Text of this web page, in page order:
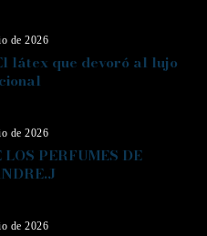
de 2026
látex que devoró al lujo
de 2026
PERFUMES DE
de 2026